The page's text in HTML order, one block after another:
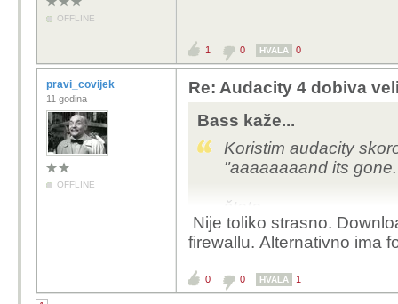
OFFLINE
1 0 HVALA 0
pravi_covijek
11 godina
OFFLINE
Re: Audacity 4 dobiva
Bass kaže...
Koristim audacity
"aaaaaaaand its
šteta.
Nije toliko strasno.
firewallu. Alternativno ima
0 0 HVALA 1